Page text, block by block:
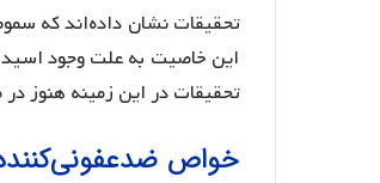
تحقیقات نشان داده‌اند که
این خاصیت به علت وجود اسید
تحقیقات در این زمینه هنوز
خواص ضدعفونی‌کننده